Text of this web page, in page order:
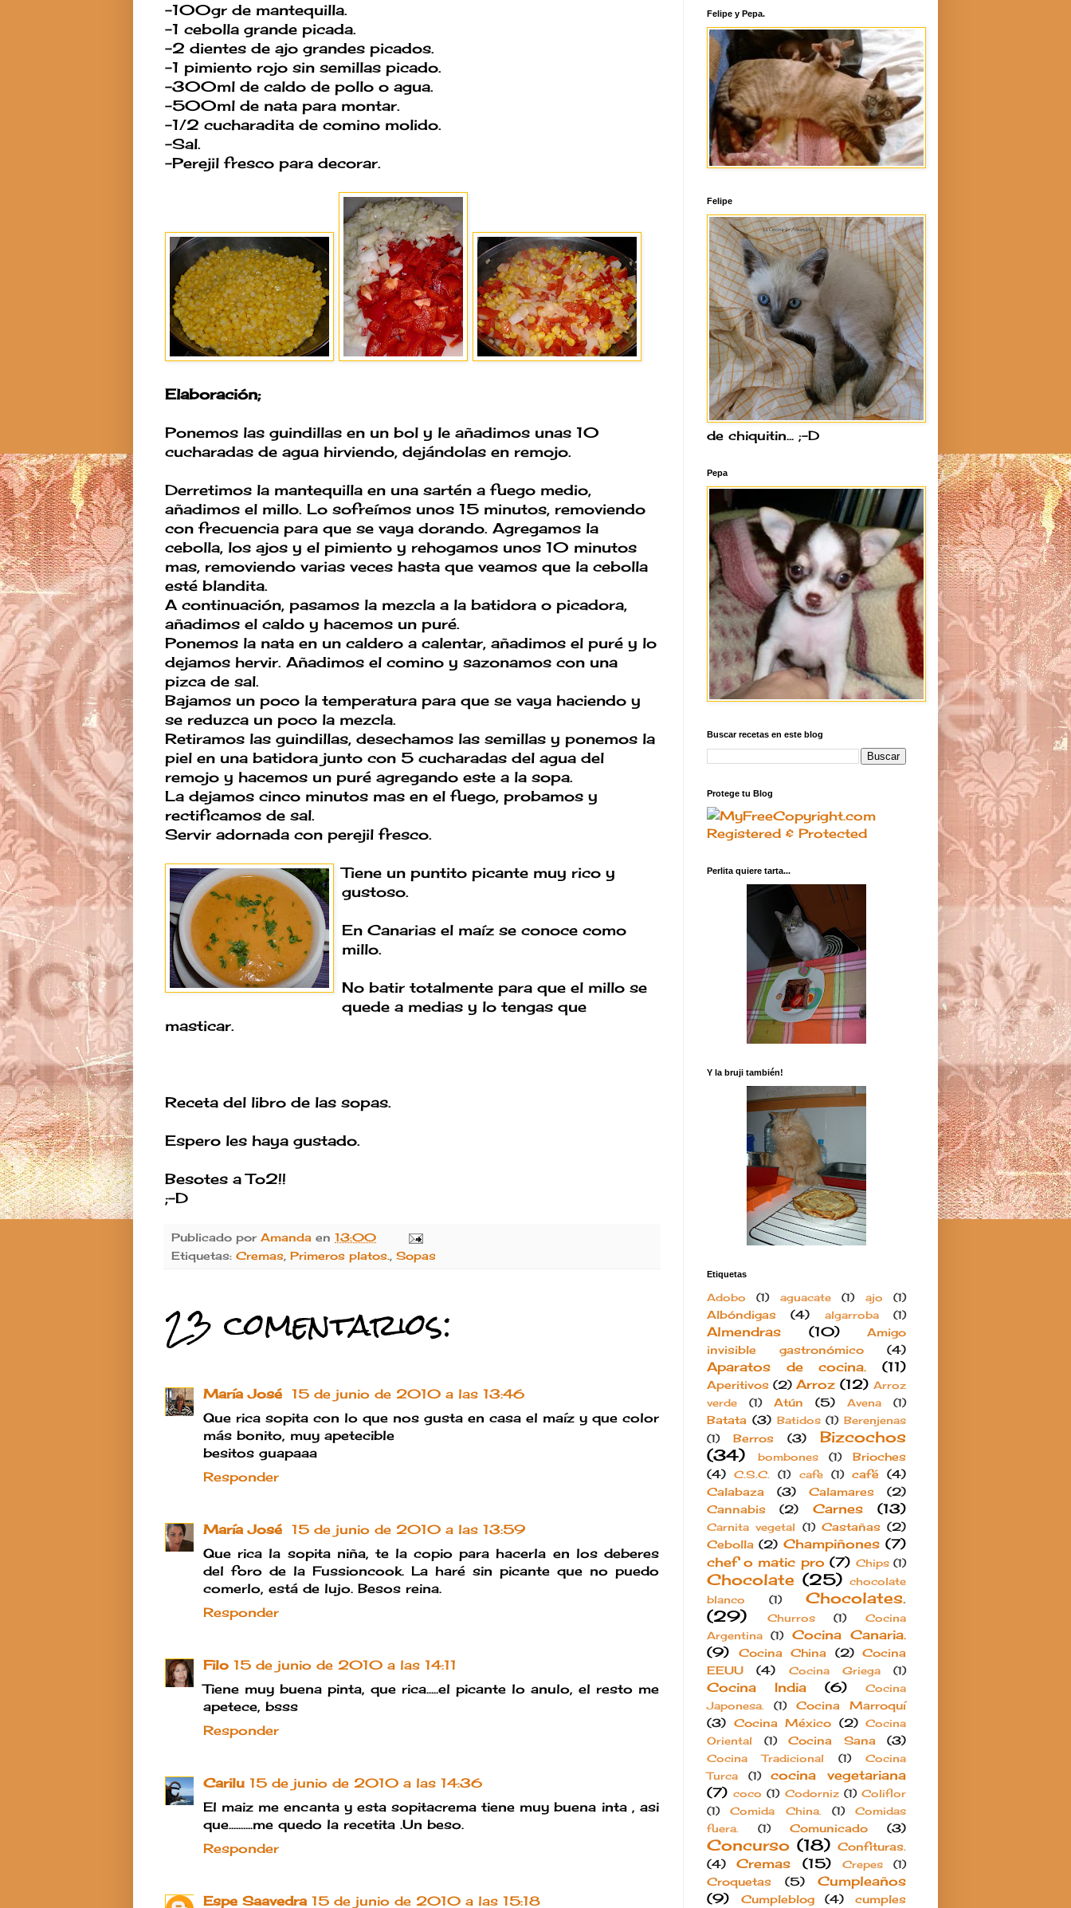
-100gr de mantequilla.
-1 cebolla grande picada.
-2 dientes de ajo grandes picados.
-1 pimiento rojo sin semillas picado.
-300ml de caldo de pollo o agua.
-500ml de nata para montar.
-1/2 cucharadita de comino molido.
-Sal.
-Perejil fresco para decorar.
Elaboración;
Ponemos las guindillas en un bol y le añadimos unas 10
cucharadas de agua hirviendo, dejándolas en remojo.
Derretimos la mantequilla en una sartén a fuego medio,
añadimos el millo. Lo sofreímos unos 15 minutos, removiendo
con frecuencia para que se vaya dorando. Agregamos la
cebolla, los ajos y el pimiento y rehogamos unos 10 minutos
mas, removiendo varias veces hasta que veamos que la cebolla
esté blandita.
A continuación, pasamos la mezcla a la batidora o picadora,
añadimos el caldo y hacemos un puré.
Ponemos la nata en un caldero a calentar, añadimos el puré y lo
dejamos hervir. Añadimos el comino y sazonamos con una
pizca de sal.
Bajamos un poco la temperatura para que se vaya haciendo y
se reduzca un poco la mezcla.
Retiramos las guindillas, desechamos las semillas y ponemos la
piel en una batidora junto con 5 cucharadas del agua del
remojo y hacemos un puré agregando este a la sopa.
La dejamos cinco minutos mas en el fuego, probamos y
rectificamos de sal.
Servir adornada con perejil fresco.
Tiene un puntito picante muy rico y
gustoso.
En Canarias el maíz se conoce como
millo.
No batir totalmente para que el millo se
quede a medias y lo tengas que
masticar.
Receta del libro de las sopas.
Espero les haya gustado.
Besotes a To2!!
;-D
Publicado por Amanda en 13:00
Etiquetas: Cremas, Primeros platos., Sopas
23 comentarios:
María José 15 de junio de 2010 a las 13:46
Que rica sopita con lo que nos gusta en casa el maíz y que color
más bonito, muy apetecible
besitos guapaaa
Responder
María José 15 de junio de 2010 a las 13:59
Que rica la sopita niña, te la copio para hacerla en los deberes
del foro de la Fussioncook. La haré sin picante que no puedo
comerlo, está de lujo. Besos reina.
Responder
Filo 15 de junio de 2010 a las 14:11
Tiene muy buena pinta, que rica.....el picante lo anulo, el resto me
apetece, bsss
Responder
Carilu 15 de junio de 2010 a las 14:36
El maiz me encanta y esta sopitacrema tiene muy buena inta , asi
que..........me quedo la recetita .Un beso.
Responder
Espe Saavedra 15 de junio de 2010 a las 15:18
Felipe y Pepa.
Felipe
de chiquitin... ;-D
Pepa
Buscar recetas en este blog
Protege tu Blog
Perlita quiere tarta...
Y la bruji también!
Etiquetas
Adobo (1) aguacate (1) ajo (1)
Albóndigas (4) algarroba (1)
Almendras (10)
Amigo
invisible gastronómico
(4)
Aparatos de cocina. (11)
Aperitivos (2) Arroz (12) Arroz
verde
(1) Atún (5) Avena (1)
Batata (3) Batidos (1) Berenjenas
(1)
Berros (3)
Bizcochos
(34)
bombones (1)
Brioches
(4)
C.S.C. (1) cafe (1) café
(4)
Calabaza
(3) Calamares
(2)
Cannabis
(2) Carnes (13)
Carnita vegetal (1) Castañas (2)
Cebolla (2) Champiñones (7)
chef o matic pro (7) Chips (1)
Chocolate (25) chocolate
blanco
(1)
Chocolates.
(29)
Churros (1)
Cocina
Argentina
(1)
Cocina Canaria.
(9)
Cocina China (2)
Cocina
EEUU
(4) Cocina Griega (1)
Cocina India (6)
Cocina
Japonesa.
(1)
Cocina Marroquí
(3) Cocina México (2) Cocina
Oriental
(1) Cocina Sana (3)
Cocina Tradicional (1)
Cocina
Turca
(1)
cocina vegetariana
(7) coco (1) Codorniz (1) Coliflor
(1)
Comida China. (1)
Comidas
fuera.
(1) Comunicado (3)
Concurso (18) Confituras.
(4)
Cremas (15) Crepes (1)
Croquetas (5)
Cumpleaños
(9)
Cumpleblog (4) cumples